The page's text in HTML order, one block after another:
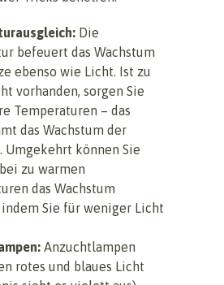
Die
befeuert das Wachstum
ebenso wie Licht. Ist zu
vorhanden, sorgen Sie
Temperaturen – das
das Wachstum der
Umgekehrt können Sie
zu warmen
das Wachstum
indem Sie für weniger Licht
Anzuchtlampen
rotes und blaues Licht